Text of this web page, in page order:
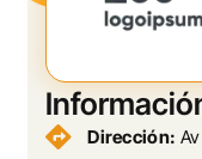
Dirección: